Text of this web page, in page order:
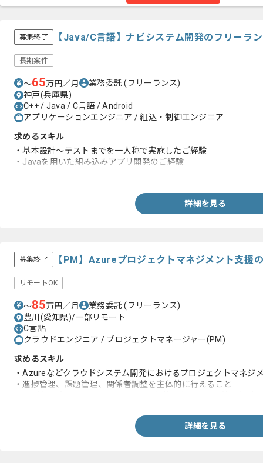
募集終了 【Java/C言語】ナビシステム開発のフリーラ
長期案件
〜65万円／月 業務委託(フリーランス)
神戸(兵庫県)
C++ / Java / C言語 / Android
アプリケーションエンジニア / 組込・制御エンジニア
求めるスキル
・基本設計～テストまでを一人称で実施したご経験
・Javaを用いた組み込みアプリ開発のご経験
詳細を見る
募集終了 【PM】Azureプロジェクトマネジメント支援
リモートOK
〜85万円／月 業務委託(フリーランス)
豊川(愛知県)/一部リモート
C言語
クラウドエンジニア / プロジェクトマネージャー(PM)
求めるスキル
・Azureなどクラウドシステム開発におけるプロジェクトマネジ
・進捗管理、課題管理、関係者調整を主体的に行えること
詳細を見る